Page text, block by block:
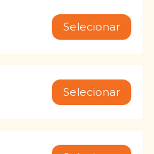
Selecionar
Selecionar